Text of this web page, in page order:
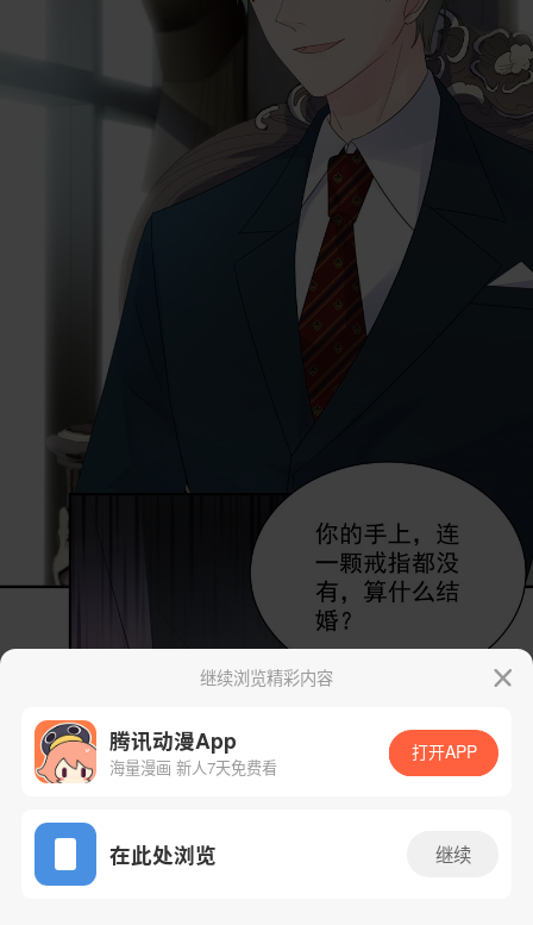
App免费看
继续浏览精彩内容
腾讯动漫App
海量漫画 新人7天免费看
打开APP
在此处浏览 继续